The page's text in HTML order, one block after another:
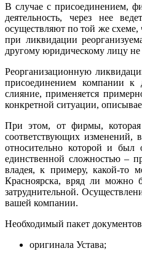
В случае с присоединением,
деятельность, через нее
осуществляют по той же
при ликвидации
другому юридическому лицу не
Реорганизационную
присоединением компании к
слияние, применяется
конкретной ситуации,
При этом, от фирмы, которая
соответствующих изменений,
относительно которой и был
единственной сложностью –
владея, к примеру, какой-то
Красноярска, вряд ли можно
затруднительной.
вашей компании.
Необходимый пакет
оригинала Устава;